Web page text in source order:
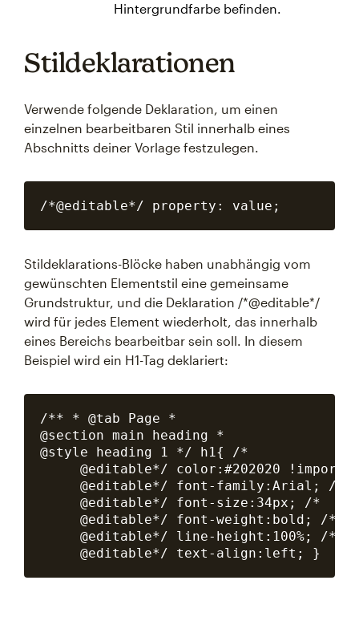
Hintergrundfarbe befinden.
Stildeklarationen
Verwende folgende Deklaration, um einen
einzelnen bearbeitbaren Stil innerhalb eines
Abschnitts deiner Vorlage festzulegen.
Stildeklarations-Blöcke haben unabhängig vom
gewünschten Elementstil eine gemeinsame
Grundstruktur, und die Deklaration /*@editable*/
wird für jedes Element wiederholt, das innerhalb
eines Bereichs bearbeitbar sein soll. In diesem
Beispiel wird ein H1-Tag deklariert:
/** * @tab Page *
@section main heading *
@style heading 1 */ h1{ /*
@editable*/ color:#202020
     @editable*/ font-family:Arial; /*
     @editable*/ font-size:34px; /*
     @editable*/ font-weight:bold; /*
     @editable*/ line-height:100%; /*